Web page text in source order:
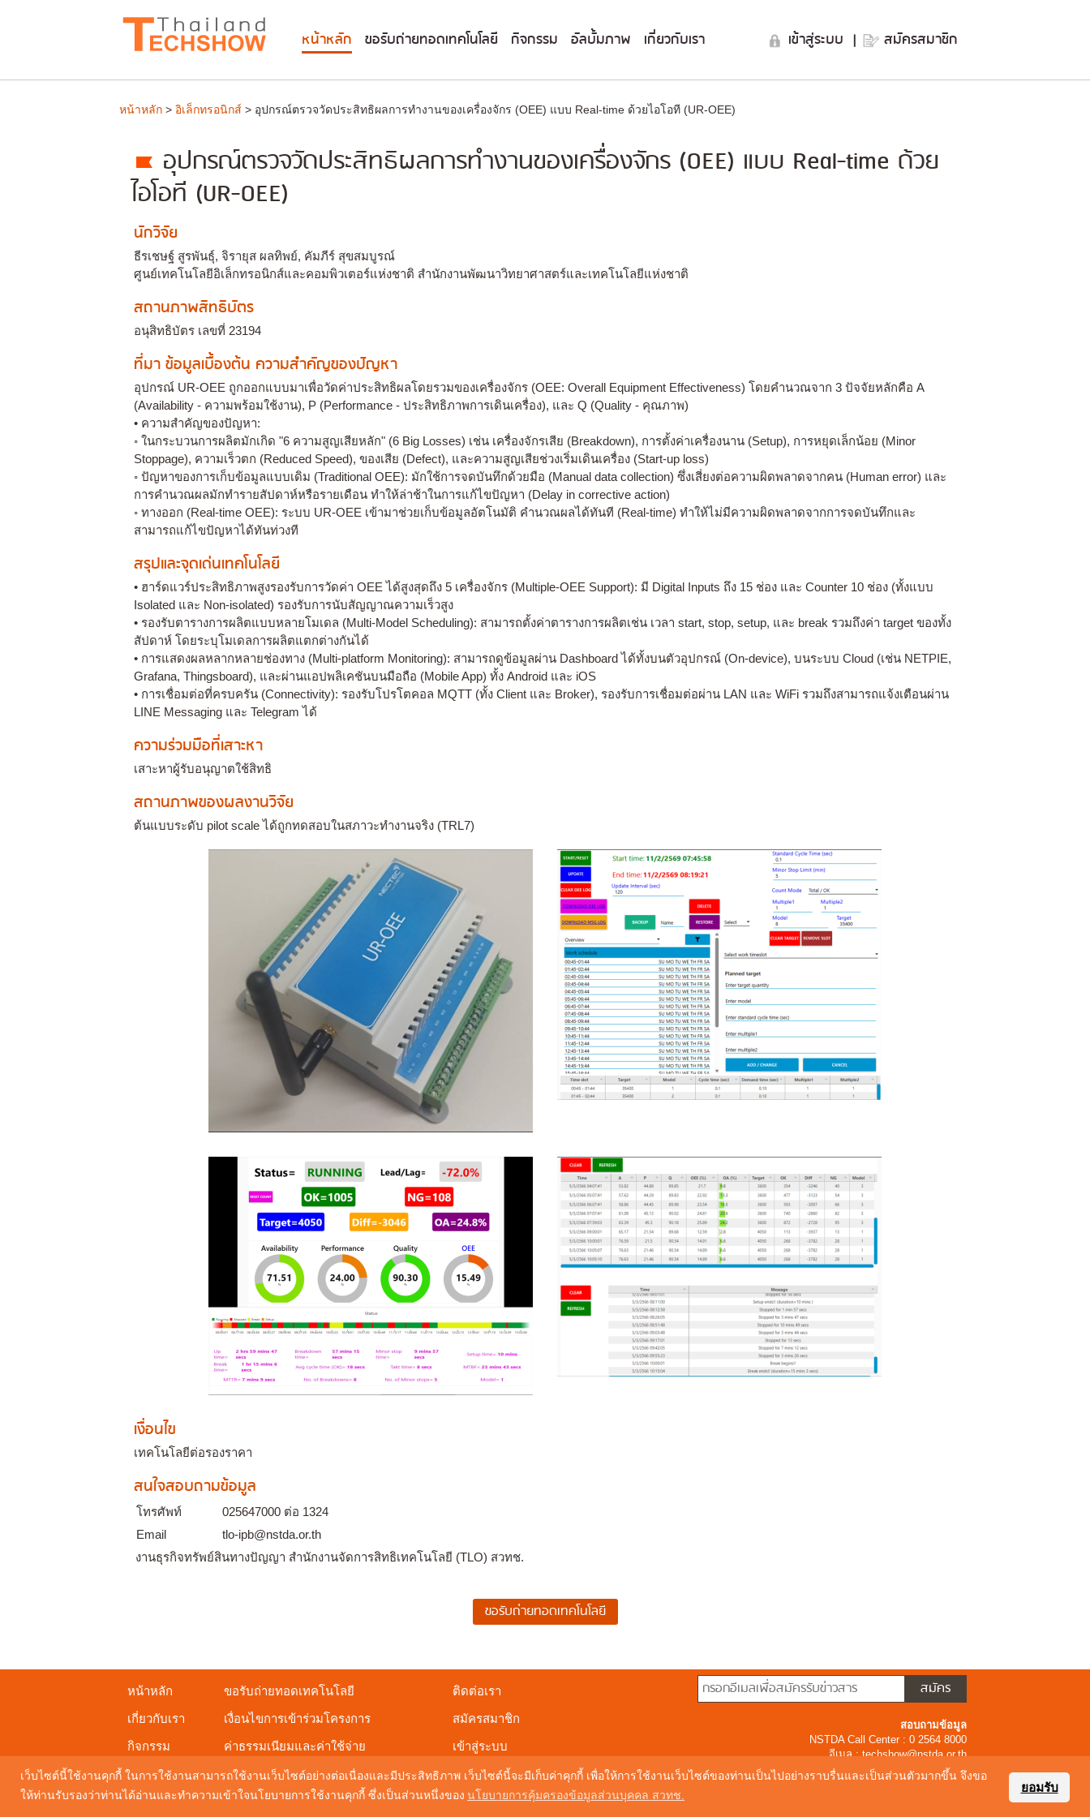
เว็บไซต์นี้ใช้งานคุกกี้ ในการใช้งานสามารถใช้งานเว็บไซต์อย่างต่อเนื่องและมีประสิทธิภาพ เว็บไซต์นี้จะมีเก็บค่าคุกกี้ เพื่อให้การใช้งานเว็บไซต์ของท่านเป็นไปอย่างราบรื่นและเป็นส่วนตัวมากขึ้น จึงขอ
ให้ท่านรับรองว่าท่านได้อ่านและทำความเข้าใจนโยบายการใช้งานคุกกี้ ซึ่งเป็นส่วนหนึ่งของ นโยบายการคุ้มครองข้อมูลส่วนบุคคล สวทช.
ยอมรับ
หน้าหลัก ขอรับถ่ายทอดเทคโนโลยี กิจกรรม อัลบั้มภาพ เกี่ยวกับเรา เข้าสู่ระบบ | สมัครสมาชิก
หน้าหลัก > อิเล็กทรอนิกส์ > อุปกรณ์ตรวจวัดประสิทธิผลการทำงานของเครื่องจักร (OEE) แบบ Real-time ด้วยไอโอที (UR-OEE)
อุปกรณ์ตรวจวัดประสิทธิผลการทำงานของเครื่องจักร (OEE) แบบ Real-time ด้วย
ไอโอที (UR-OEE)
นักวิจัย
ธีรเชษฐ์ สูรพันธุ์, จิรายุส ผลทิพย์, คัมภีร์ สุขสมบูรณ์
ศูนย์เทคโนโลยีอิเล็กทรอนิกส์และคอมพิวเตอร์แห่งชาติ สำนักงานพัฒนาวิทยาศาสตร์และเทคโนโลยีแห่งชาติ
สถานภาพสิทธิบัตร
อนุสิทธิบัตร เลขที่ 23194
ที่มา ข้อมูลเบื้องต้น ความสำคัญของปัญหา
อุปกรณ์ UR-OEE ถูกออกแบบมาเพื่อวัดค่าประสิทธิผลโดยรวมของเครื่องจักร (OEE: Overall Equipment Effectiveness) โดยคำนวณจาก 3 ปัจจัยหลักคือ A
(Availability - ความพร้อมใช้งาน), P (Performance - ประสิทธิภาพการเดินเครื่อง), และ Q (Quality - คุณภาพ)
• ความสำคัญของปัญหา:
◦ ในกระบวนการผลิตมักเกิด "6 ความสูญเสียหลัก" (6 Big Losses) เช่น เครื่องจักรเสีย (Breakdown), การตั้งค่าเครื่องนาน (Setup), การหยุดเล็กน้อย (Minor
Stoppage), ความเร็วตก (Reduced Speed), ของเสีย (Defect), และความสูญเสียช่วงเริ่มเดินเครื่อง (Start-up loss)
◦ ปัญหาของการเก็บข้อมูลแบบเดิม (Traditional OEE): มักใช้การจดบันทึกด้วยมือ (Manual data collection) ซึ่งเสี่ยงต่อความผิดพลาดจากคน (Human error) และ
การคำนวณผลมักทำรายสัปดาห์หรือรายเดือน ทำให้ล่าช้าในการแก้ไขปัญหา (Delay in corrective action)
◦ ทางออก (Real-time OEE): ระบบ UR-OEE เข้ามาช่วยเก็บข้อมูลอัตโนมัติ คำนวณผลได้ทันที (Real-time) ทำให้ไม่มีความผิดพลาดจากการจดบันทึกและ
สามารถแก้ไขปัญหาได้ทันท่วงที
สรุปและจุดเด่นเทคโนโลยี
• ฮาร์ดแวร์ประสิทธิภาพสูงรองรับการวัดค่า OEE ได้สูงสุดถึง 5 เครื่องจักร (Multiple-OEE Support): มี Digital Inputs ถึง 15 ช่อง และ Counter 10 ช่อง (ทั้งแบบ
Isolated และ Non-isolated) รองรับการนับสัญญาณความเร็วสูง
• รองรับตารางการผลิตแบบหลายโมเดล (Multi-Model Scheduling): สามารถตั้งค่าตารางการผลิตเช่น เวลา start, stop, setup, และ break รวมถึงค่า target ของทั้ง
สัปดาห์ โดยระบุโมเดลการผลิตแตกต่างกันได้
• การแสดงผลหลากหลายช่องทาง (Multi-platform Monitoring): สามารถดูข้อมูลผ่าน Dashboard ได้ทั้งบนตัวอุปกรณ์ (On-device), บนระบบ Cloud (เช่น NETPIE,
Grafana, Thingsboard), และผ่านแอปพลิเคชันบนมือถือ (Mobile App) ทั้ง Android และ iOS
• การเชื่อมต่อที่ครบครัน (Connectivity): รองรับโปรโตคอล MQTT (ทั้ง Client และ Broker), รองรับการเชื่อมต่อผ่าน LAN และ WiFi รวมถึงสามารถแจ้งเตือนผ่าน
LINE Messaging และ Telegram ได้
ความร่วมมือที่เสาะหา
เสาะหาผู้รับอนุญาตใช้สิทธิ
สถานภาพของผลงานวิจัย
ต้นแบบระดับ pilot scale ได้ถูกทดสอบในสภาวะทำงานจริง (TRL7)
เงื่อนไข
เทคโนโลยีต่อรองราคา
สนใจสอบถามข้อมูล
โทรศัพท์
025647000 ต่อ 1324
Email
tlo-ipb@nstda.or.th
งานธุรกิจทรัพย์สินทางปัญญา สำนักงานจัดการสิทธิเทคโนโลยี (TLO) สวทช.
หน้าหลัก
เกี่ยวกับเรา
กิจกรรม
ขอรับถ่ายทอดเทคโนโลยี
เงื่อนไขการเข้าร่วมโครงการ
ค่าธรรมเนียมและค่าใช้จ่าย
ดาวน์โหลดเอกสารเผยแพร่
ติดต่อเรา
สมัครสมาชิก
เข้าสู่ระบบ
สอบถามข้อมูล
NSTDA Call Center : 0 2564 8000
อีเมล :techshow@nstda.or.th